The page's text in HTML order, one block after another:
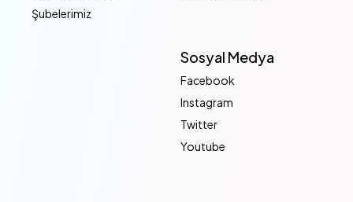
Şubelerimiz
Sosyal Medya
Facebook
Instagram
Twitter
Youtube